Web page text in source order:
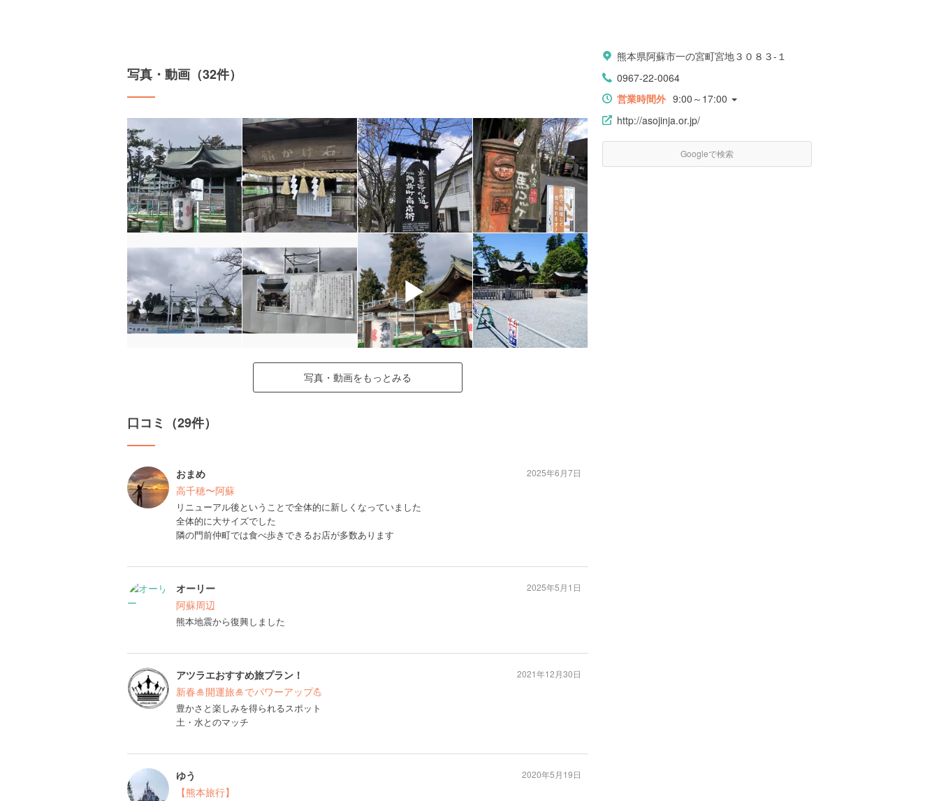
写真・動画（32件）
▶
写真・動画をもっとみる
口コミ（29件）
おまめ
高千穂〜阿蘇
リニューアル後ということで全体的に新しくなっていました
全体的に大サイズでした
隣の門前仲町では食べ歩きできるお店が多数あります
2025年6月7日
オーリー
阿蘇周辺
熊本地震から復興しました
2025年5月1日
アツラエおすすめ旅プラン！
新春🎍開運旅🎍でパワーアップ💪
豊かさと楽しみを得られるスポット
土・水とのマッチ
2021年12月30日
ゆう
【熊本旅行】
2020年5月19日
熊本県阿蘇市一の宮町宮地３０８３-１
0967-22-0064
営業時間外 9:00～17:00
http://asojinja.or.jp/
Googleで検索